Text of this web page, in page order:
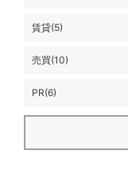
賃貸(5)
売買(10)
PR(6)